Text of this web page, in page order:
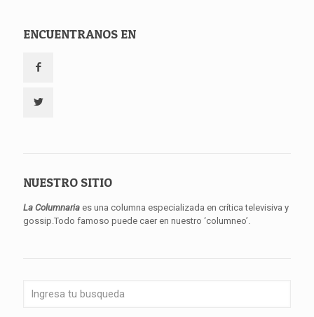
ENCUENTRANOS EN
NUESTRO SITIO
La Columnaria es una columna especializada en crítica televisiva y
gossip.Todo famoso puede caer en nuestro ‘columneo’.